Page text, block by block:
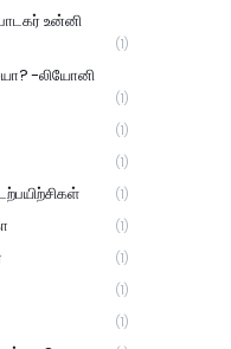
உன்னி
(1)
-லியோனி
(1)
(1)
(1)
(1)
(1)
(1)
(1)
(1)